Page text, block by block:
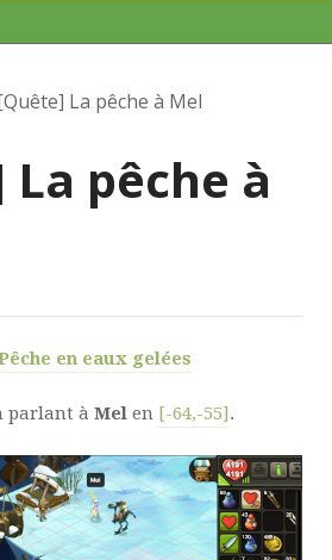
La pêche à Mel
pêche à
en eaux gelées
parlant à Mel en [-64,-55].